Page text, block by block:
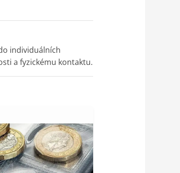
individuálních
a fyzickému kontaktu.